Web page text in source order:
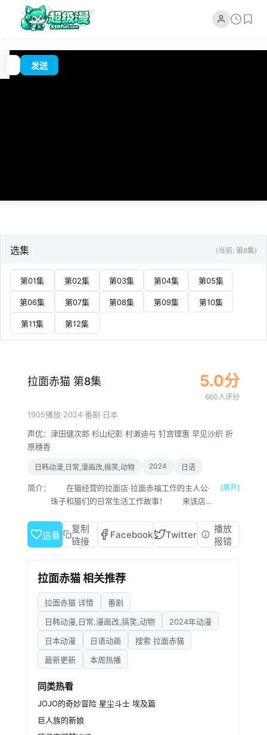
00:00
追
番
?发送
选集 (当前: 第8集)
第01集 第02集 第03集 第04集 第05集
第06集 第07集 第08集 第09集 第10集
第11集 第12集
拉面赤猫 第8集 5.0分
660人评分
1905播放·2024·番剧·日本
声优： 津田健次郎 杉山纪彰 村濑迪与 钉宫理惠 早见沙织 折
原穗香
日韩动漫,日常,漫画改,搞笑,动物 2024 日语
简介：
在猫经营的拉面店·拉面赤福工作的主人公·
珠子和猫们的日常生活工作故事！ 来该店面
实地回答喜欢狗，结果很爽快地被录用了！
然后珠子被委托的工作是照顾猫猫……
[展开]
追番
复制
链接
Facebook Twitter
播放
报错
拉面赤猫 相关推荐
拉面赤猫 详情
番剧
日韩动漫,日常,漫画改,搞笑,动物
2024年动漫
日本动漫
日语动画
搜索 拉面赤猫
最新更新
本周热播
同类热看
JOJO的奇妙冒险 星尘斗士 埃及篇
巨人族的新娘